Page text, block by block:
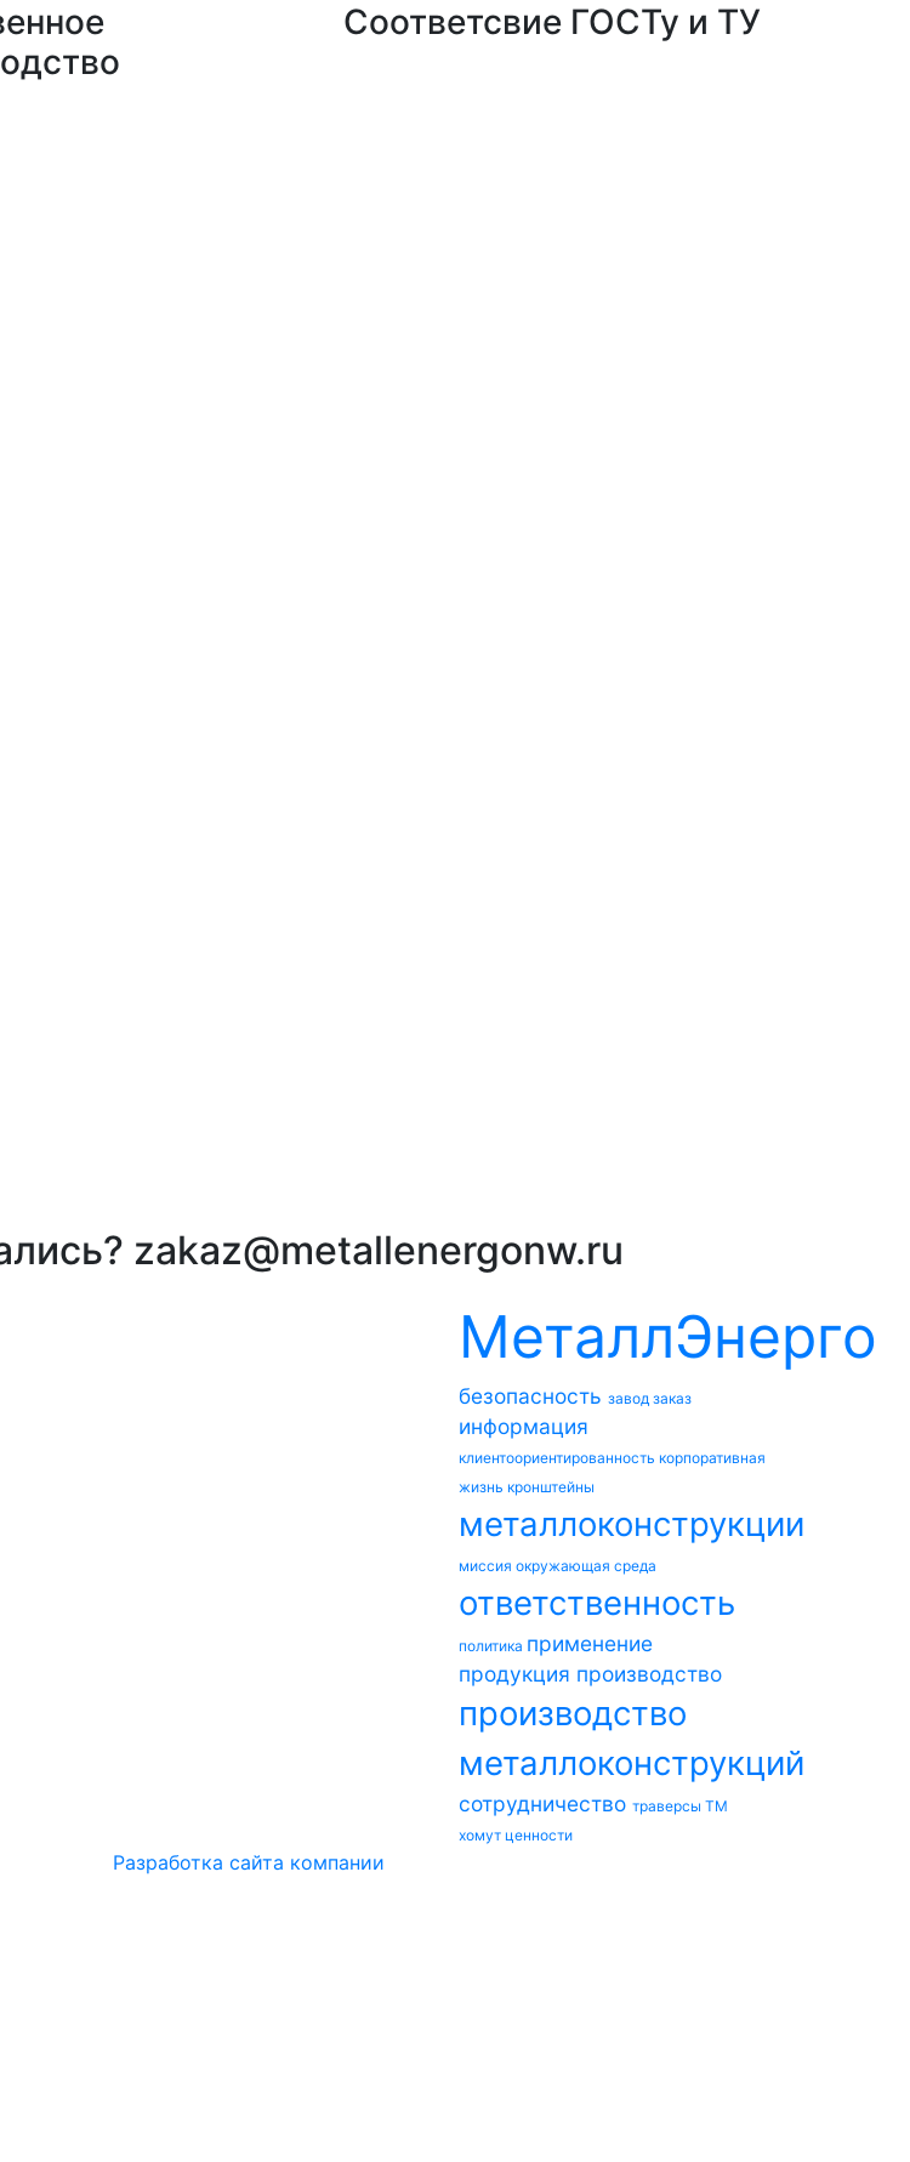
Соответсвие ГОСТу и ТУ
zakaz@metallenergonw.ru
МеталлЭнерго
безопасность завод заказ
информация
клиентоориентированность корпоративная
жизнь кронштейны
металлоконструкции
миссия окружающая среда
ответственность
политика применение
продукция производство
производство
металлоконструкций
сотрудничество траверсы ТМ
хомут ценности
Разработка сайта компании